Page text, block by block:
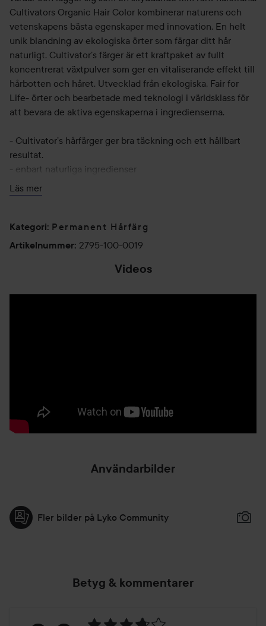
Cultivators Organic Hair Color kombinerar naturens och
vetenskapens bästa egenskaper med innovation. En helt
unik blandning av ekologiska örter som färgar ditt hår
naturligt. Cultivator’s färger är ett kraftpaket av fullt
koncentrerat växtpulver som ger en vitaliserande effekt till
hårbotten och håret. Utvecklad från ekologiska, Fair for
Life- örter och bearbetade med teknologi i världsklass för
att bevara de aktiva egenskaperna i ingredienserna.
- Cultivator’s hårfärger ger bra täckning och ett hållbart
resultat.
- enbart naturliga ingredienser
- utan peroxid, ammoniak, PPD, parabener eller resorcinol.
- extremt fint färgpuder
en mjukare och fylligare känsla.
- Ekologisk certifierade
behöver är varmt vatten och 1-2 sachetter beroende av
växtbaserade hårfärgen och din nuvarande hårfärg.
Slutresultatet skapas på ytan av hårstråna likt en
skiftningar. Efter behandling med växtfärger fördjupas
SEMI-PERMANENT TILL PERMANENT: Hårfärgen är semi-
permanent, vilket betyder att den gradvis tvättas ur, men
kemikaliebehandlingar, verkningstid och
Läs mer
Kategori: Permanent Hårfärg
Artikelnummer: 2795-100-0019
Videos
Användarbilder
Fler bilder på Lyko Community
Betyg & kommentarer